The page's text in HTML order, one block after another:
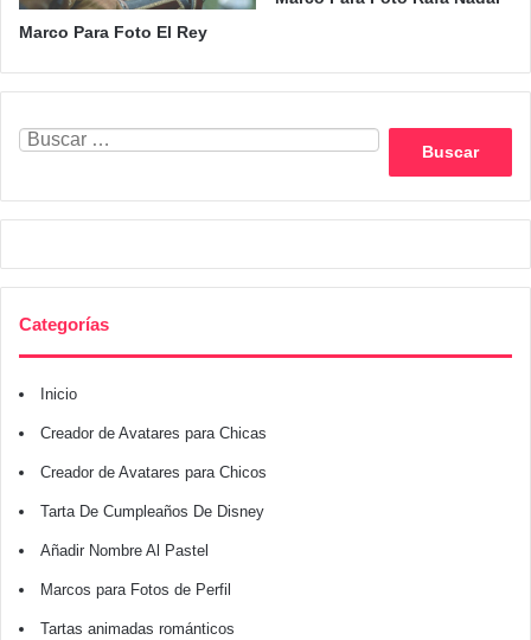
Marco Para Foto El Rey
Categorías
Inicio
Creador de Avatares para Chicas
Creador de Avatares para Chicos
Tarta De Cumpleaños De Disney
Añadir Nombre Al Pastel
Marcos para Fotos de Perfil
Tartas animadas románticos